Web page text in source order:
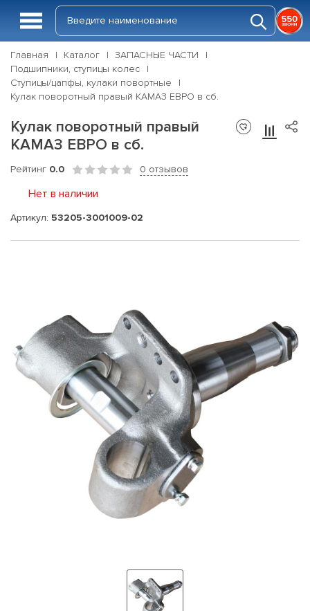
Главная Каталог
ЗАПАСНЫЕ ЧАСТИ
Подшипники, ступицы колес
Ступицы/цапфы, кулаки повортные
Кулак поворотный правый КАМАЗ ЕВРО в сб.
Кулак поворотный правый
КАМАЗ ЕВРО в сб.
Рейтинг 0.0 0 отзывов
Нет в наличии
Артикул: 53205-3001009-02